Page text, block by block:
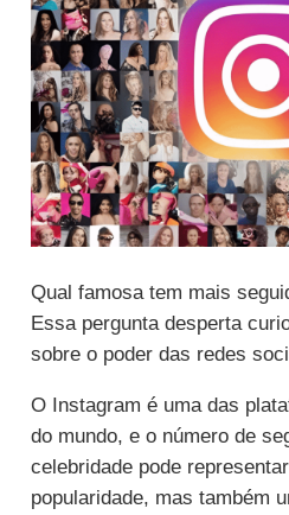
Qual famosa tem mais
Essa pergunta desperta
sobre o poder das redes
O Instagram é uma das
do mundo, e o número de
celebridade pode
popularidade, mas também